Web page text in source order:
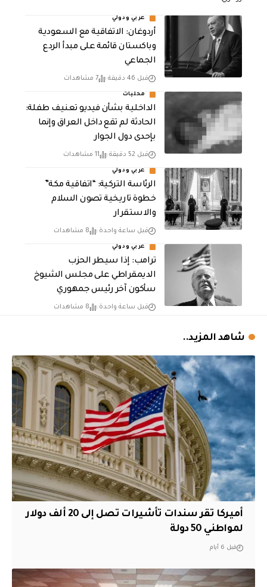
عربي ودولي
أردوغان: الاتفاقية مع السعودية
وباكستان قائمة على مبدأ الردع
الجماعي
قبل 46 دقيقة 7 مشاهدات
محليات
الداخلية بشأن فيديو تعنيف طفلة:
الحادثة لم تقع داخل العراق وإنما
بإحدى دول الجوار
قبل 52 دقيقة 11 مشاهدات
عربي ودولي
الرئاسة التركية: “اتفاقية مكة”
خطوة تاريخية تصون السلام
والاستقرار
قبل ساعة واحدة 8 مشاهدات
عربي ودولي
ترامب: إذا سيطر الحزب
الديمقراطي على مجلس الشيوخ
سأكون آخر رئيس جمهوري
قبل ساعة واحدة 8 مشاهدات
شاهد المزيد..
أميركا تقر سندات تأشيرات تصل إلى 20 ألف دولار
لمواطني 50 دولة
قبل 6 أيام